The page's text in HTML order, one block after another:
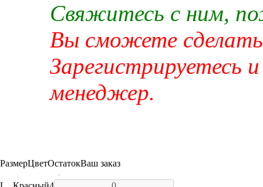
Свяжитесь с ним,
Вы сможете сделать
Зарегистрируетесь
менеджер.
РазмерЦветОстатокВаш заказ
-